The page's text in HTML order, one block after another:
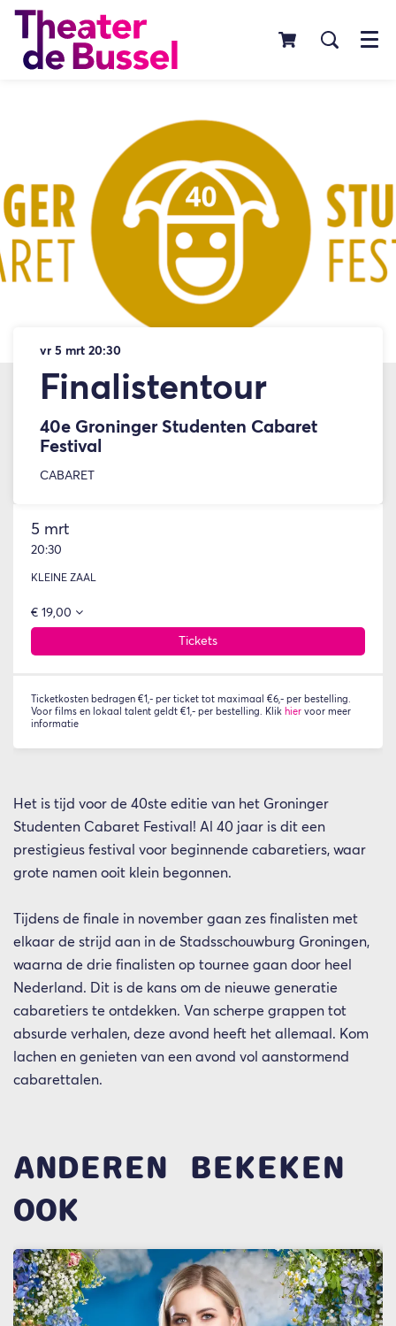
Menu
Finalistentour
40e Groninger Studenten Cabaret
Festival
vr 5 mrt 20:30
CABARET
5 mrt
20:30
KLEINE ZAAL
€ 19,00
Tickets
Ticketkosten bedragen €1,- per ticket tot maximaal €6,- per bestelling.
Voor films en lokaal talent geldt €1,- per bestelling. Klik hier voor meer
informatie
Het is tijd voor de 40ste editie van het Groninger
Studenten Cabaret Festival! Al 40 jaar is dit een
prestigieus festival voor beginnende cabaretiers, waar
grote namen ooit klein begonnen.
Tijdens de finale in november gaan zes finalisten met
elkaar de strijd aan in de Stadsschouwburg Groningen,
waarna de drie finalisten op tournee gaan door heel
Nederland. Dit is de kans om de nieuwe generatie
cabaretiers te ontdekken. Van scherpe grappen tot
absurde verhalen, deze avond heeft het allemaal. Kom
lachen en genieten van een avond vol aanstormend
cabarettalen.
ANDEREN BEKEKEN
OOK